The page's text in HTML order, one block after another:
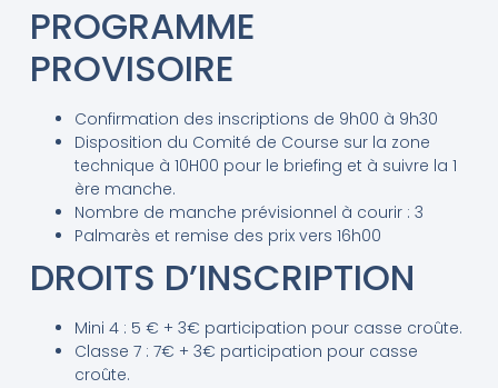
PROGRAMME
PROVISOIRE
Confirmation des inscriptions de 9h00 à 9h30
Disposition du Comité de Course sur la zone
technique à 10H00 pour le briefing et à suivre la 1
ère manche.
Nombre de manche prévisionnel à courir : 3
Palmarès et remise des prix vers 16h00
DROITS D’INSCRIPTION
Mini 4 : 5 € + 3€ participation pour casse croûte.
Classe 7 : 7€ + 3€ participation pour casse
croûte.